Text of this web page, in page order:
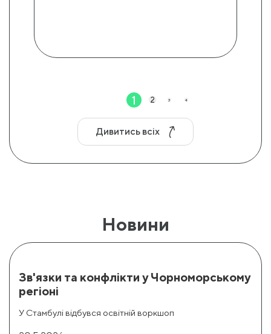
1 2 3 4
Дивитись всіх
Новини
Зв'язки та конфлікти у Чорноморському
регіоні
У Стамбулі відбувся освітній воркшоп